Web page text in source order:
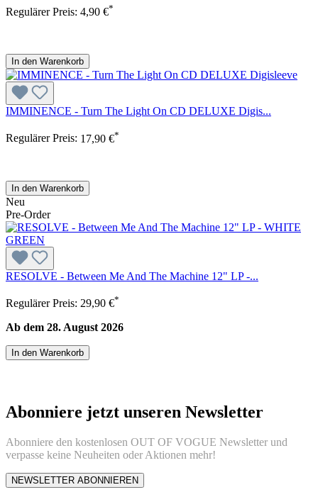
Regulärer Preis: 4,90 €*
In den Warenkorb
IMMINENCE - Turn The Light On CD DELUXE Digis...
Regulärer Preis: 17,90 €*
In den Warenkorb
Neu
Pre-Order
RESOLVE - Between Me And The Machine 12" LP -...
Regulärer Preis: 29,90 €*
Ab dem 28. August 2026
In den Warenkorb
Abonniere jetzt unseren Newsletter
Abonniere den kostenlosen OUT OF VOGUE Newsletter und
verpasse keine Neuheiten oder Aktionen mehr!
NEWSLETTER ABONNIEREN